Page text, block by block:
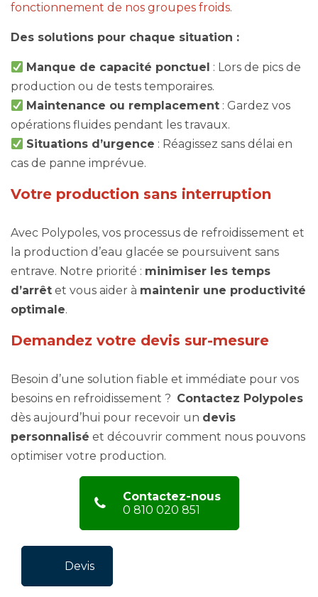
fonctionnement de nos groupes froids.
Des solutions pour chaque situation :
Manque de capacité ponctuel : Lors de pics de
production ou de tests temporaires.
Maintenance ou remplacement : Gardez vos
opérations fluides pendant les travaux.
Situations d’urgence : Réagissez sans délai en
cas de panne imprévue.
Votre production sans interruption
Avec Polypoles, vos processus de refroidissement et
la production d’eau glacée se poursuivent sans
entrave. Notre priorité : minimiser les temps
d’arrêt et vous aider à maintenir une productivité
optimale.
Demandez votre devis sur-mesure
Besoin d’une solution fiable et immédiate pour vos
besoins en refroidissement ? Contactez Polypoles
dès aujourd’hui pour recevoir un devis
personnalisé et découvrir comment nous pouvons
optimiser votre production.
Contactez-nous
0 810 020 851
Devis